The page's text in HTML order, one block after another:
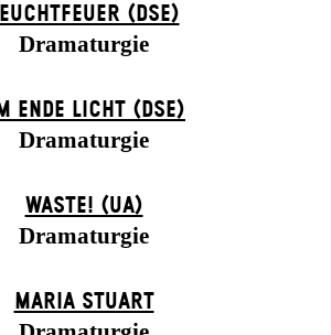
(DSE)
Dramaturgie
ENDE LICHT (DSE)
Dramaturgie
WASTE! (UA)
Dramaturgie
MARIA STUART